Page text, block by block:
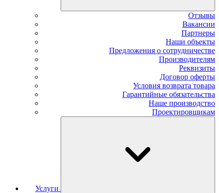
Отзывы
Вакансии
Партнеры
Наши объекты
Предложения о сотрудничестве
Производителям
Реквизиты
Договор оферты
Условия возврата товара
Гарантийные обязательства
Наше производство
Проектировщикам
Услуги